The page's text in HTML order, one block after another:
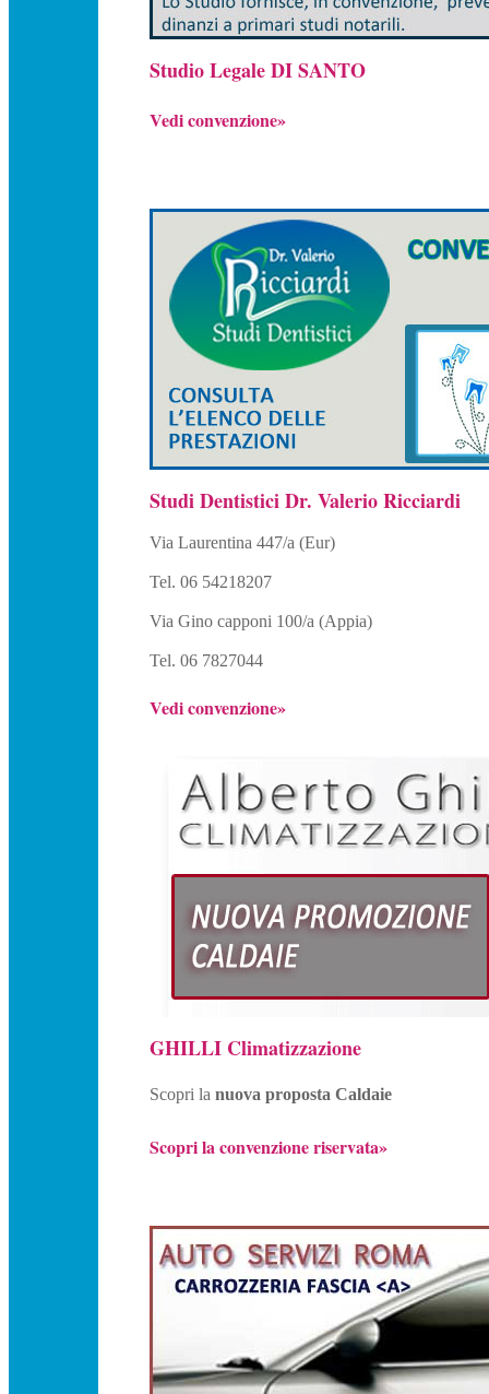
Studio Legale DI SANTO
Vedi convenzione»
Studi Dentistici Dr. Valerio Ricciardi
Via Laurentina 447/a (Eur)
Tel. 06 54218207
Via Gino capponi 100/a (Appia)
Tel. 06 7827044
Vedi convenzione»
GHILLI Climatizzazione
Scopri la nuova proposta Caldaie
Scopri la convenzione riservata»